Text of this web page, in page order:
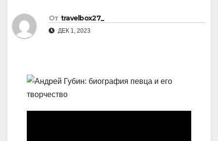
От travelbox27_
ДЕК 1, 2023